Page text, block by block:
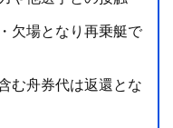
欠場となり再乗艇で
む舟券代は返還とな